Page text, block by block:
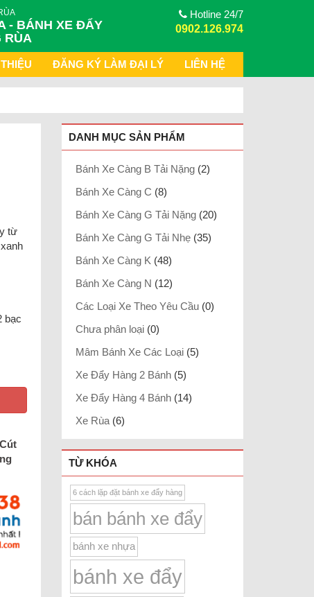
- BÁNH XE ĐẨY
RÙA
Hotline 24/7
0902.126.974
ĐĂNG KÝ LÀM ĐẠI LÝ LIÊN HỆ
từ
bạc
DANH MỤC SẢN PHẨM
Bánh Xe Càng B Tải Nặng (2)
Bánh Xe Càng C (8)
Bánh Xe Càng G Tải Nặng (20)
Bánh Xe Càng G Tải Nhẹ (35)
Bánh Xe Càng K (48)
Bánh Xe Càng N (12)
Các Loại Xe Theo Yêu Cầu (0)
Chưa phân loại (0)
Mâm Bánh Xe Các Loại (5)
Xe Đẩy Hàng 2 Bánh (5)
Xe Đẩy Hàng 4 Bánh (14)
Xe Rùa (6)
TỪ KHÓA
6 cách lặp đặt bánh xe đẩy hàng
bán bánh xe đẩy
bánh xe nhựa
bánh xe đẩy